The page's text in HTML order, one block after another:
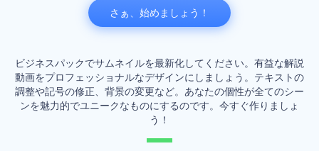
ビジネスパックでサムネイルを最新化してください。有益な解説
動画をプロフェッショナルなデザインにしましょう。テキストの
調整や記号の修正、背景の変更など。あなたの個性が全てのシー
ンを魅力的でユニークなものにするのです。今すぐ作りましょ
う！
さぁ、始めましょう！